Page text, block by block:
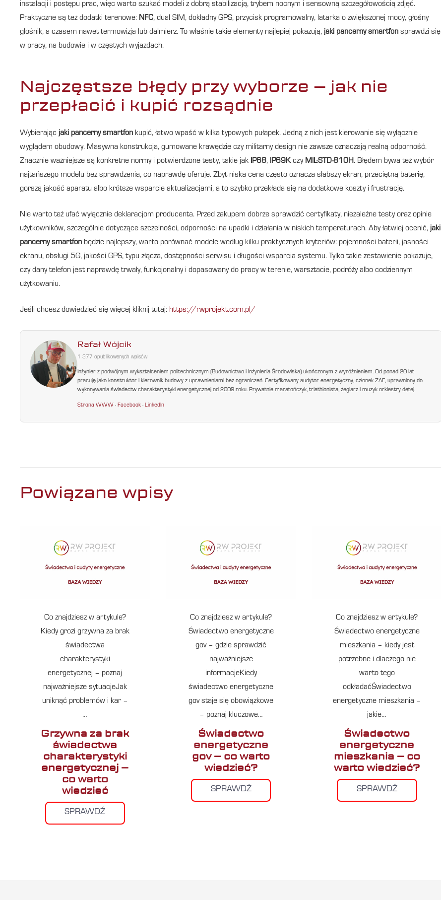
instalacji i postępu prac, więc warto szukać modeli z dobrą stabilizacją, trybem nocnym i sensowną szczegółowością zdjęć.
Praktyczne są też dodatki terenowe: NFC, dual SIM, dokładny GPS, przycisk programowalny, latarka o zwiększonej mocy, głośny
głośnik, a czasem nawet termowizja lub dalmierz. To właśnie takie elementy najlepiej pokazują, jaki pancerny smartfon sprawdzi się
w pracy, na budowie i w częstych wyjazdach.
Najczęstsze błędy przy wyborze – jak nie
przepłacić i kupić rozsądnie
Wybierając jaki pancerny smartfon kupić, łatwo wpaść w kilka typowych pułapek. Jedną z nich jest kierowanie się wyłącznie
wyglądem obudowy. Masywna konstrukcja, gumowane krawędzie czy militarny design nie zawsze oznaczają realną odporność.
Znacznie ważniejsze są konkretne normy i potwierdzone testy, takie jak IP68, IP69Kczy MIL-STD-810H. Błędem bywa też wybór
najtańszego modelu bez sprawdzenia, co naprawdę oferuje. Zbyt niska cena często oznacza słabszy ekran, przeciętną baterię,
gorszą jakość aparatu albo krótsze wsparcie aktualizacjami, a to szybko przekłada się na dodatkowe koszty i frustrację.
Nie warto też ufać wyłącznie deklaracjom producenta. Przed zakupem dobrze sprawdzić certyfikaty, niezależne testy oraz opinie
użytkowników, szczególnie dotyczące szczelności, odporności na upadki i działania w niskich temperaturach. Aby łatwiej ocenić, jaki
pancerny smartfon będzie najlepszy, warto porównać modele według kilku praktycznych kryteriów: pojemności baterii, jasności
ekranu, obsługi 5G, jakości GPS, typu złącza, dostępności serwisu i długości wsparcia systemu. Tylko takie zestawienie pokazuje,
czy dany telefon jest naprawdę trwały, funkcjonalny i dopasowany do pracy w terenie, warsztacie, podróży albo codziennym
użytkowaniu.
Jeśli chcesz dowiedzieć się więcej kliknij tutaj: https://rwprojekt.com.pl/
Rafał Wójcik
1 377 opublikowanych wpisów
Inżynier z podwójnym wykształceniem politechnicznym (Budownictwo i Inżynieria Środowiska) ukończonym z wyróżnieniem. Od ponad 20 lat
pracuję jako konstruktor i kierownik budowy z uprawnieniami bez ograniczeń. Certyfikowany audytor energetyczny, członek ZAE, uprawniony do
wykonywania świadectw charakterystyki energetycznej od 2009 roku. Prywatnie maratończyk, triathlonista, żeglarz i muzyk orkiestry dętej.
Strona WWW ·Facebook ·LinkedIn
Powiązane wpisy
Co znajdziesz w artykule?
Kiedy grozi grzywna za brak
świadectwa
charakterystyki
energetycznej – poznaj
najważniejsze sytuacjeJak
uniknąć problemów i kar –
…
Grzywna za brak
świadectwa
charakterystyki
energetycznej –
co warto
wiedzieć
SPRAWDŹ
Co znajdziesz w artykule?
Świadectwo energetyczne
gov – gdzie sprawdzić
najważniejsze
informacjeKiedy
świadectwo energetyczne
gov staje się obowiązkowe
– poznaj kluczowe…
Świadectwo
energetyczne
gov – co warto
wiedzieć?
SPRAWDŹ
Co znajdziesz w artykule?
Świadectwo energetyczne
mieszkania – kiedy jest
potrzebne i dlaczego nie
warto tego
odkładaćŚwiadectwo
energetyczne mieszkania –
jakie…
Świadectwo
energetyczne
mieszkania – co
warto wiedzieć?
SPRAWDŹ